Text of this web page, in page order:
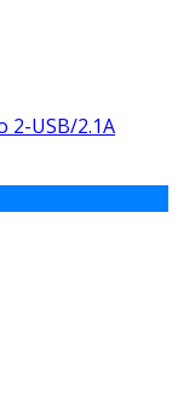
2-USB/2.1A